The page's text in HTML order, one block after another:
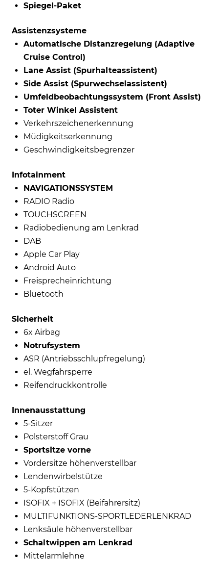
Spiegel-Paket
Assistenzsysteme
Automatische Distanzregelung (Adaptive
Cruise Control)
Lane Assist (Spurhalteassistent)
Side Assist (Spurwechselassistent)
Umfeldbeobachtungssystem (Front Assist)
Toter Winkel Assistent
Verkehrszeichenerkennung
Müdigkeitserkennung
Geschwindigkeitsbegrenzer
Infotainment
NAVIGATIONSSYSTEM
RADIO Radio
TOUCHSCREEN
Radiobedienung am Lenkrad
DAB
Apple Car Play
Android Auto
Freisprecheinrichtung
Bluetooth
Sicherheit
6x Airbag
Notrufsystem
ASR (Antriebsschlupfregelung)
el. Wegfahrsperre
Reifendruckkontrolle
Innenausstattung
5-Sitzer
Polsterstoff Grau
Sportsitze vorne
Vordersitze höhenverstellbar
Lendenwirbelstütze
5-Kopfstützen
ISOFIX + ISOFIX (Beifahrersitz)
MULTIFUNKTIONS-SPORTLEDERLENKRAD
Lenksäule höhenverstellbar
Schaltwippen am Lenkrad
Mittelarmlehne